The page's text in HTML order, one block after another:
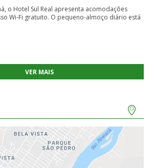
o Hotel Sul Real apresenta acomodações
Wi-Fi gratuito. O pequeno-almoço diário está
VER MAIS